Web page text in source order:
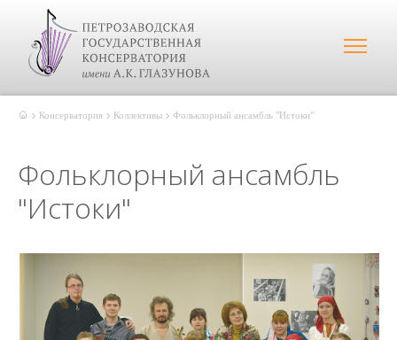
Консерватория Коллективы Фольклорный ансамбль "Истоки"
Фольклорный ансамбль
"Истоки"